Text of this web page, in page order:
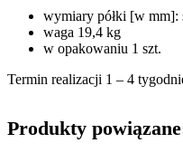
wymiary półki [w mm]:
waga 19,4 kg
w opakowaniu 1 szt.
Termin realizacji 1 – 4
Produkty